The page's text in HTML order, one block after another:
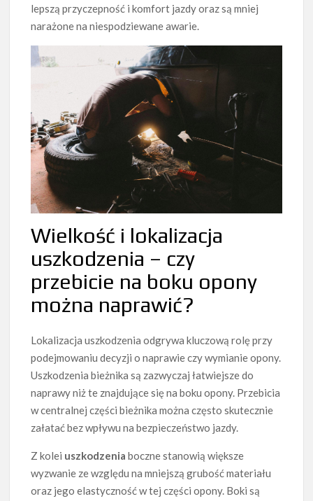
lepszą przyczepność i komfort jazdy oraz są mniej
narażone na niespodziewane awarie.
Wielkość i lokalizacja
uszkodzenia – czy
przebicie na boku opony
można naprawić?
Lokalizacja uszkodzenia odgrywa kluczową rolę przy
podejmowaniu decyzji o naprawie czy wymianie opony.
Uszkodzenia bieżnika są zazwyczaj łatwiejsze do
naprawy niż te znajdujące się na boku opony. Przebicia
w centralnej części bieżnika można często skutecznie
załatać bez wpływu na bezpieczeństwo jazdy.
Z kolei uszkodzenia boczne stanowią większe
wyzwanie ze względu na mniejszą grubość materiału
oraz jego elastyczność w tej części opony. Boki są